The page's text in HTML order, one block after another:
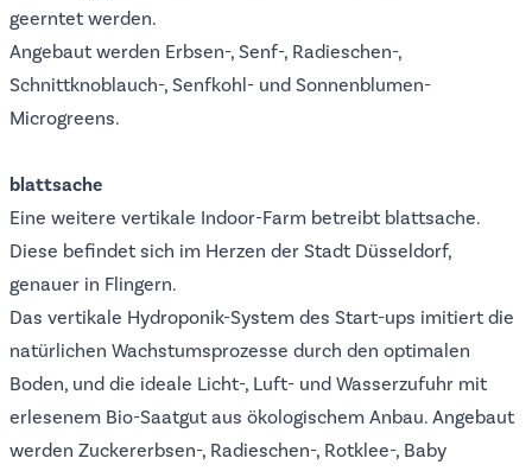
geerntet werden.
Angebaut werden Erbsen-, Senf-, Radieschen-,
Schnittknoblauch-, Senfkohl- und Sonnenblumen-
Microgreens.
blattsache
Eine weitere vertikale Indoor-Farm betreibt blattsache.
Diese befindet sich im Herzen der Stadt Düsseldorf,
genauer in Flingern.
Das vertikale Hydroponik-System des Start-ups imitiert die
natürlichen Wachstumsprozesse durch den optimalen
Boden, und die ideale Licht-, Luft- und Wasserzufuhr mit
erlesenem Bio-Saatgut aus ökologischem Anbau. Angebaut
werden Zuckererbsen-, Radieschen-, Rotklee-, Baby